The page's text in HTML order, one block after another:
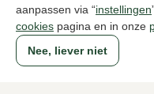
aanpassen via “instellingen
cookies pagina en in onze
Nee, liever niet
Volg ons
© Klijsen Schoenmode - 2026